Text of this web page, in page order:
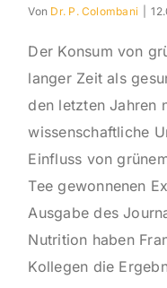
Von Dr. P. Colombani
Der Konsum von
langer Zeit als
den letzten Jahren
wissenschaftliche
Einfluss von
Tee gewonnenen
Ausgabe des
Nutrition haben
Kollegen die